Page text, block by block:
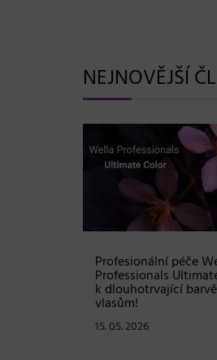
NEJNOVĚJŠÍ
Profesionální péče
Professionals
k dlouhotrvající
vlasům!
15. 05. 2026